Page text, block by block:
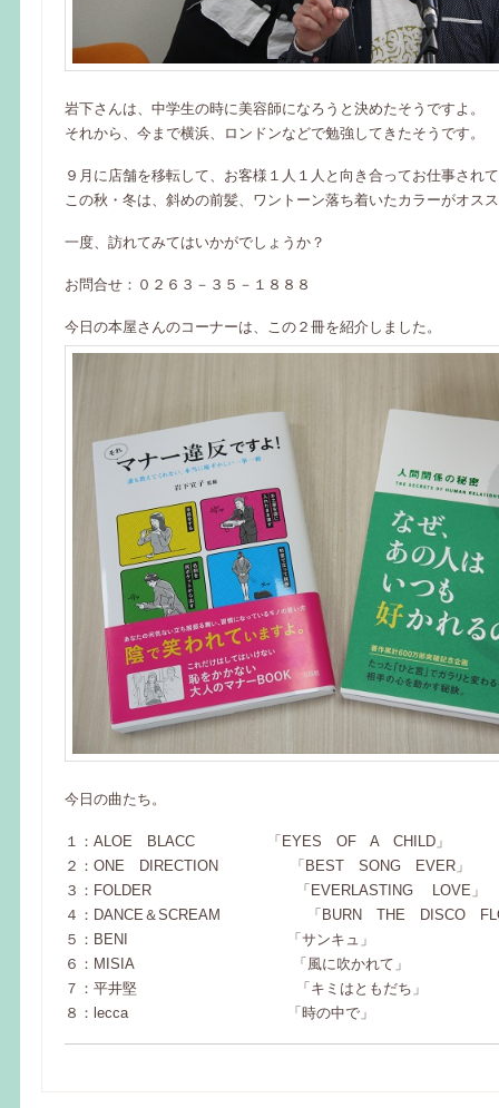
岩下さんは、中学生の時に美容師になろうと決めたそうですよ。
それから、今まで横浜、ロンドンなどで勉強してきたそうです。
９月に店舗を移転して、お客様１人１人と向き合ってお仕事され
この秋・冬は、斜めの前髪、ワントーン落ち着いたカラーがオス
一度、訪れてみてはいかがでしょうか？
お問合せ：０２６３－３５－１８８８
今日の本屋さんのコーナーは、この２冊を紹介しました。
今日の曲たち。
１：ALOE BLACC 「EYES OF A CHILD」
２：ONE DIRECTION 「BEST SONG EVER」
３：FOLDER 「EVERLASTING LOVE」
４：DANCE＆SCREAM 「BURN THE DISCO
５：BENI 「サンキュ」
６：MISIA 「風に吹かれて」
７：平井堅 「キミはともだち」
８：lecca 「時の中で」